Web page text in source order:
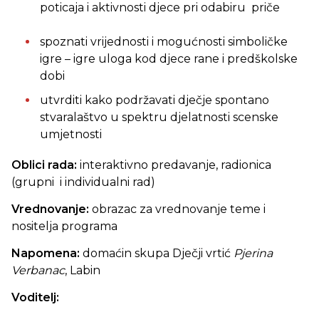
poticaja i aktivnosti djece pri odabiru priče
spoznati vrijednosti i mogućnosti simboličke
igre – igre uloga kod djece rane i predškolske
dobi
utvrditi kako podržavati dječje spontano
stvaralaštvo u spektru djelatnosti scenske
umjetnosti
Oblici rada: interaktivno predavanje, radionica
(grupni i individualni rad)
Vrednovanje: obrazac za vrednovanje teme i
nositelja programa
Napomena: domaćin skupa Dječji vrtić Pjerina
Verbanac, Labin
Voditelj: